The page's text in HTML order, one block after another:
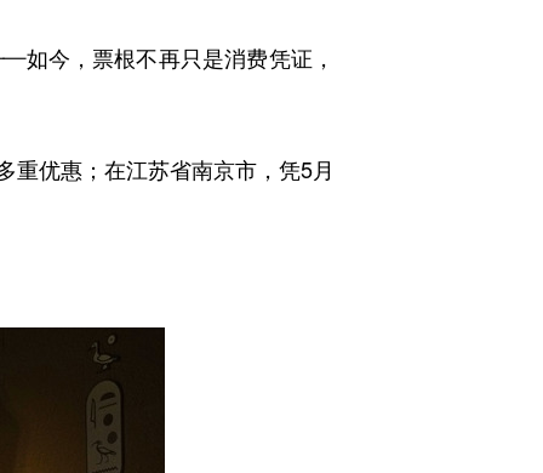
今，票根不再只是消费凭证，
优惠；在江苏省南京市，凭5月